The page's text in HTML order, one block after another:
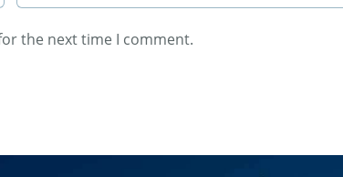
the next time I comment.